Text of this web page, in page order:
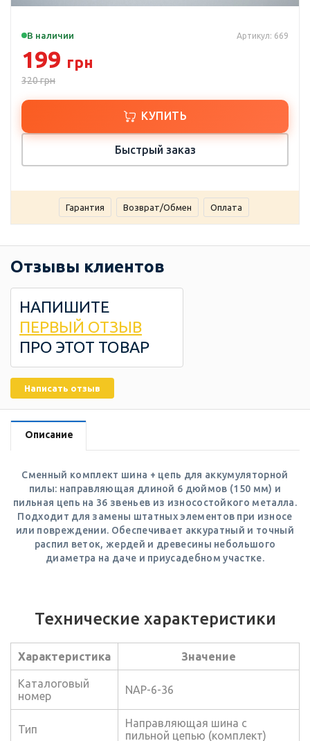
В наличии Артикул: 669
199 грн
320грн
КУПИТЬ
Быстрый заказ
Гарантия Возврат/Обмен Оплата
Отзывы клиентов
НАПИШИТЕ
ПЕРВЫЙ ОТЗЫВ
ПРО ЭТОТ ТОВАР
Написать отзыв
Описание
Сменный комплект шина + цепь для аккумуляторной
пилы: направляющая длиной 6 дюймов (150 мм) и
пильная цепь на 36 звеньев из износостойкого металла.
Подходит для замены штатных элементов при износе
или повреждении. Обеспечивает аккуратный и точный
распил веток, жердей и древесины небольшого
диаметра на даче и приусадебном участке.
Технические характеристики
Характеристика Значение
Каталоговый
номер
NAP-6-36
Тип
Направляющая шина с
пильной цепью (комплект)